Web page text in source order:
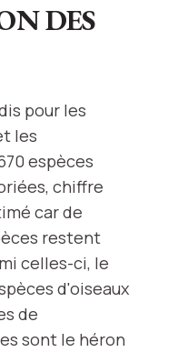
DES
pour les
les
espèces
chiffre
car de
restent
celles-ci, le
d'oiseaux
de
sont le héron